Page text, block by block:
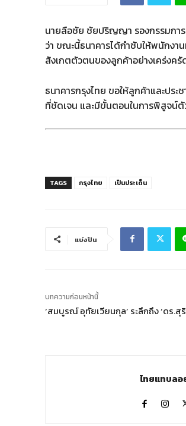
นายลือชัย ชัยปริญญา รองกรรมการ
ว่า ขณะนี้ธนาคารได้กำชับให้พนักงา
สังเกตตัวตนของลูกค้าอย่างเคร่งค
ธนาคารกรุงไทย ขอให้ลูกค้าและปร
ที่ชัดเจน และมีขั้นตอนในการพิสูจน์
TAGS กรุงไทย เป็นประเด็น
แบ่งปัน
บทความก่อนหน้านี้
‘สมบูรณ์ อุทัยเวียนกุล’ ระลึกถึง ‘ดร.
ไทยแทบล